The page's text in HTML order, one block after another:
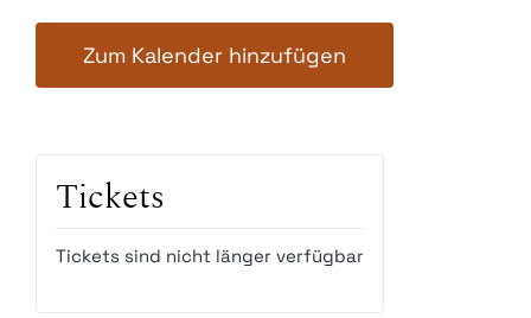
Zum Kalender hinzufügen
Tickets
Tickets sind nicht länger verfügbar